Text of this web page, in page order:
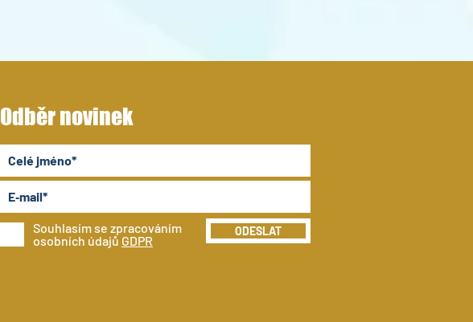
Odběr novinek
Souhlasím se zpracováním
osobních údajů GDPR
ODESLAT